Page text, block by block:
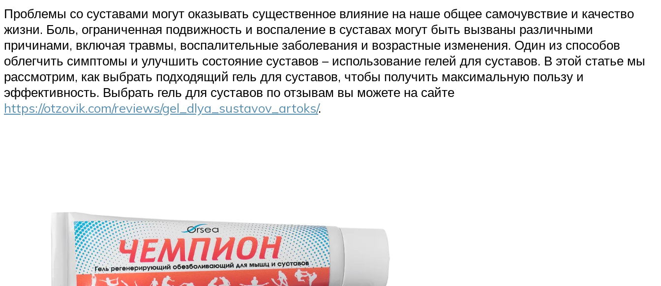
Проблемы со суставами могут оказывать существенное влияние на наше общее самочувствие и качество
жизни. Боль, ограниченная подвижность и воспаление в суставах могут быть вызваны различными
причинами, включая травмы, воспалительные заболевания и возрастные изменения. Один из способов
облегчить симптомы и улучшить состояние суставов – использование гелей для суставов. В этой статье мы
рассмотрим, как выбрать подходящий гель для суставов, чтобы получить максимальную пользу и
эффективность. Выбрать гель для суставов по отзывам вы можете на сайте
https://otzovik.com/reviews/gel_dlya_sustavov_artoks/.